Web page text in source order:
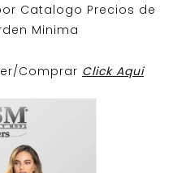
Catalogo Precios de
Minima
Comprar Click Aqui